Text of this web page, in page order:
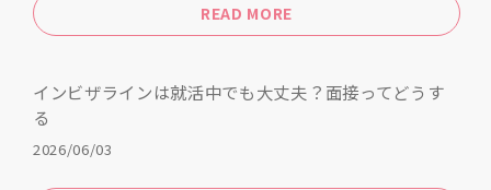
READ MORE
インビザラインは就活中でも大丈夫？面接ってどうす
る
2026/06/03